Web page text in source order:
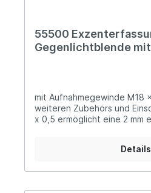
55500
Gegenlichtblende
mit Aufnahmegewinde M18
weiteren Zubehörs und
x 0,5 ermöglicht eine 2 mm
Details